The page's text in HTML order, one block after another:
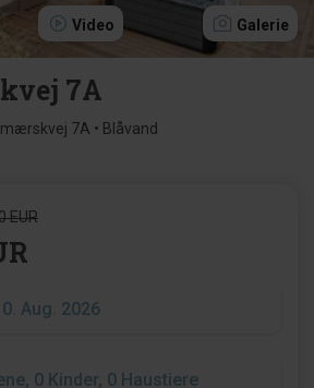
Video Galerie
7A
7A • Blåvand
EUR